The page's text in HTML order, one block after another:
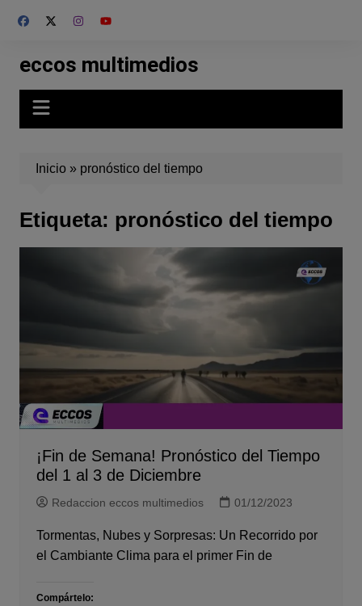
eccos multimedios
Inicio» pronóstico del tiempo
Etiqueta: pronóstico del tiempo
¡Fin de Semana! Pronóstico del Tiempo
del 1 al 3 de Diciembre
Redaccion eccos multimedios 01/12/2023
Tormentas, Nubes y Sorpresas: Un Recorrido por
el Cambiante Clima para el primer Fin de
Compártelo: